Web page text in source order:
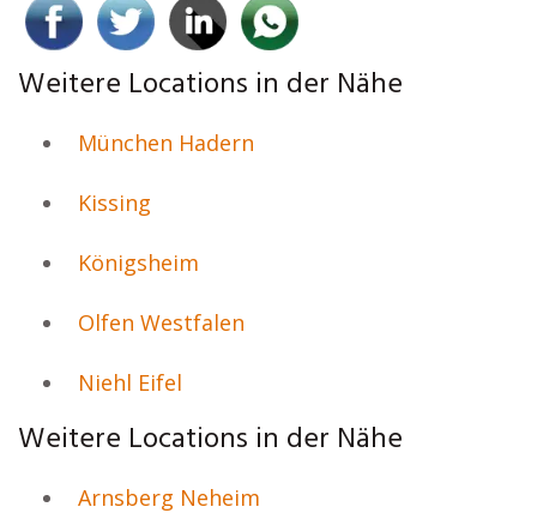
Weitere Locations in der Nähe
München Hadern
Kissing
Königsheim
Olfen Westfalen
Niehl Eifel
Weitere Locations in der Nähe
Arnsberg Neheim